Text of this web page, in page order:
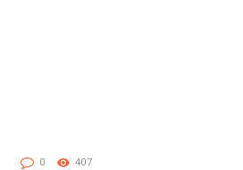
0 407